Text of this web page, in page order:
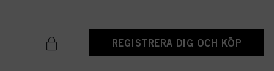
REGISTRERA DIG OCH KÖP